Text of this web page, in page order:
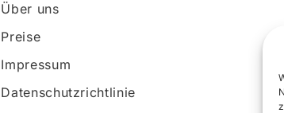
Über uns
Preise
Impressum
Datenschutzrichtlinie